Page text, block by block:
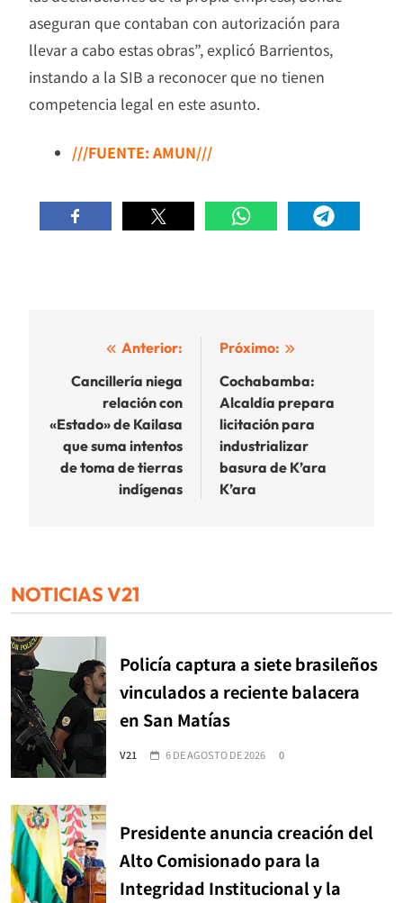
aseguran que contaban con autorización para
llevar a cabo estas obras”, explicó Barrientos,
instando a la SIB a reconocer que no tienen
competencia legal en este asunto.
///FUENTE: AMUN///
Navegación
entradas
Anterior:
Cancillería niega
relación con
«Estado» de Kailasa
que suma intentos
de toma de tierras
indígenas
Próximo:
Cochabamba:
Alcaldía prepara
licitación para
industrializar
basura de K’ara
K’ara
NOTICIAS V21
Policía captura a siete brasileños
vinculados a reciente balacera
en San Matías
V21 6 DE AGOSTO DE 2026 0
Presidente anuncia creación del
Alto Comisionado para la
Integridad Institucional y la